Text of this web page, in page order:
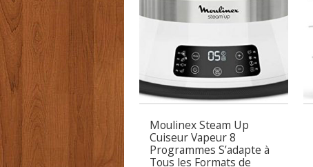
Moulinex Steam Up
Cuiseur Vapeur 8
Programmes S’adapte à
Tous les Formats de